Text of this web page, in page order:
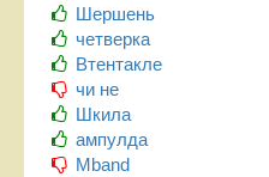
Шершень
четверка
Втентакле
чи не
Шкила
ампулда
Mband